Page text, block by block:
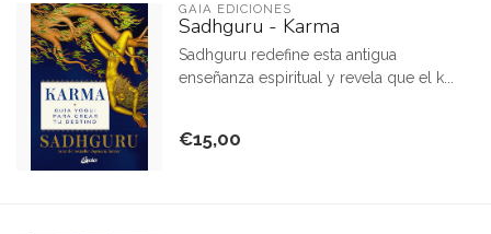
GAIA EDICIONES
Sadhguru - Karma
Sadhguru redefine esta antigua
enseñanza espiritual y revela que el k...
€15,00